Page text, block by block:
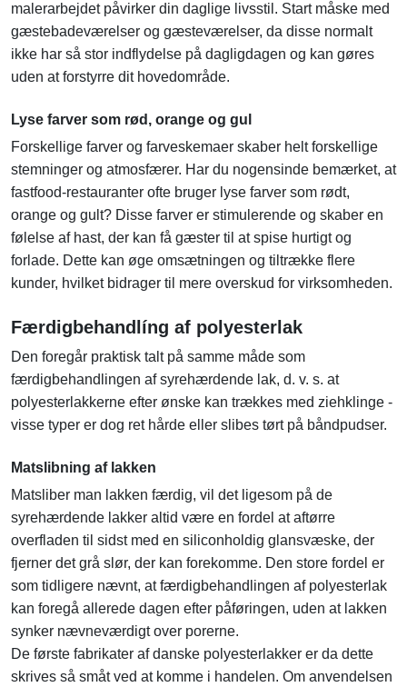
malerarbejdet påvirker din daglige livsstil. Start måske med
gæstebadeværelser og gæsteværelser, da disse normalt
ikke har så stor indflydelse på dagligdagen og kan gøres
uden at forstyrre dit hovedområde.
Lyse farver som rød, orange og gul
Forskellige farver og farveskemaer skaber helt forskellige
stemninger og atmosfærer. Har du nogensinde bemærket, at
fastfood-restauranter ofte bruger lyse farver som rødt,
orange og gult? Disse farver er stimulerende og skaber en
følelse af hast, der kan få gæster til at spise hurtigt og
forlade. Dette kan øge omsætningen og tiltrække flere
kunder, hvilket bidrager til mere overskud for virksomheden.
Færdigbehandlíng af polyesterlak
Den foregår praktisk talt på samme måde som
færdigbehandlingen af syrehærdende lak, d. v. s. at
polyesterlakkerne efter ønske kan trækkes med ziehklinge -
visse typer er dog ret hårde eller slibes tørt på båndpudser.
Matslibning af lakken
Matsliber man lakken færdig, vil det ligesom på de
syrehærdende lakker altid være en fordel at aftørre
overfladen til sidst med en siliconholdig glansvæske, der
fjerner det grå slør, der kan forekomme. Den store fordel er
som tidligere nævnt, at færdigbehandlingen af polyesterlak
kan foregå allerede dagen efter påføringen, uden at lakken
synker nævneværdigt over porerne.
De første fabrikater af danske polyesterlakker er da dette
skrives så småt ved at komme i handelen. Om anvendelsen